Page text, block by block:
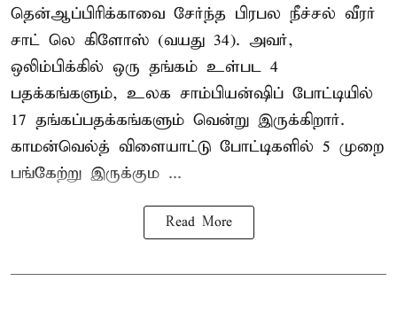
தென்ஆப்பிரிக்காவை சேர்ந்த பிரபல நீச்சல் வீரர்
சாட் லெ கிளோஸ் (வயது 34). அவர்,
ஒலிம்பிக்கில் ஒரு தங்கம் உள்பட 4
பதக்கங்களும், உலக சாம்பியன்ஷிப் போட்டியில்
17 தங்கப்பதக்கங்களும் வென்று இருக்கிறார்.
காமன்வெல்த் விளையாட்டு போட்டிகளில் 5 முறை
பங்கேற்று இருக்கும ...
Read More